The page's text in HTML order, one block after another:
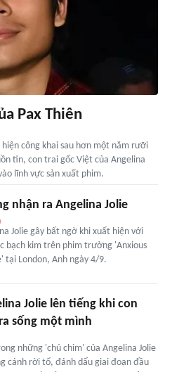
Pax Thiên
công khai sau hơn một năm rưỡi
tin, con trai gốc Việt của Angelina
lĩnh vực sản xuất phim.
nhận ra Angelina Jolie
Jolie gây bất ngờ khi xuất hiện với
bạch kim trên phim trường 'Anxious
tại London, Anh ngày 4/9.
Jolie lên tiếng khi con
sống một mình
những 'chú chim' của Angelina Jolie
cánh rời tổ, đánh dấu giai đoạn đầu